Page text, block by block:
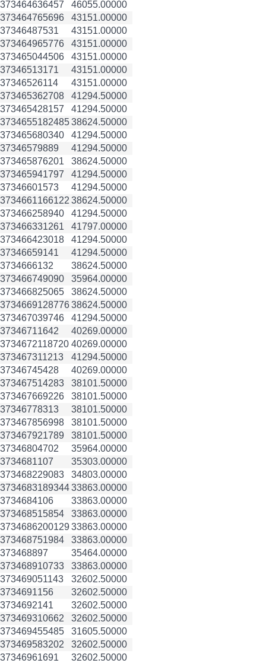
373464636457
46055.00000
373464765696
43151.00000
37346487531
43151.00000
373464965776
43151.00000
373465044506
43151.00000
37346513171
43151.00000
37346526114
43151.00000
373465362708
41294.50000
373465428157
41294.50000
373465518248538624.50000
373465680340
41294.50000
37346579889
41294.50000
373465876201
38624.50000
373465941797
41294.50000
37346601573
41294.50000
3734661166122 38624.50000
373466258940
41294.50000
373466331261
41797.00000
373466423018
41294.50000
37346659141
41294.50000
3734666132
38624.50000
373466749090
35964.00000
373466825065
38624.50000
373466912877638624.50000
373467039746
41294.50000
37346711642
40269.00000
3734672118720 40269.00000
373467311213
41294.50000
37346745428
40269.00000
373467514283
38101.50000
373467669226
38101.50000
37346778313
38101.50000
373467856998
38101.50000
373467921789
38101.50000
37346804702
35964.00000
3734681107
35303.00000
373468229083
34803.00000
373468318934433863.00000
3734684106
33863.00000
373468515854
33863.00000
373468620012933863.00000
373468751984
33863.00000
373468897
35464.00000
373468910733
33863.00000
373469051143
32602.50000
3734691156
32602.50000
3734692141
32602.50000
373469310662
32602.50000
373469455485
31605.50000
373469583202
32602.50000
37346961691
32602.50000